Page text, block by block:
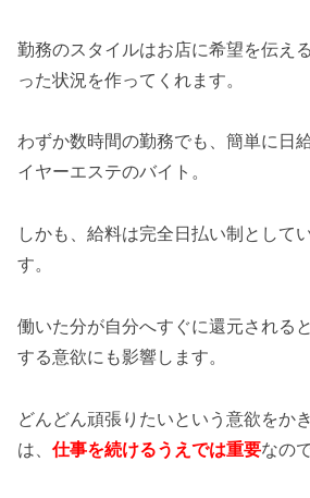
勤務のスタイルはお店に希望を伝え
った状況を作ってくれます。
わずか数時間の勤務でも、簡単に日
イヤーエステのバイト。
しかも、給料は完全日払い制として
す。
働いた分が自分へすぐに還元される
する意欲にも影響します。
どんどん頑張りたいという意欲をか
は、 仕事を続けるうえでは重要なの